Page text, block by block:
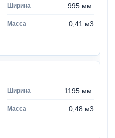
995 мм.
0,41 м3
1195 мм.
0,48 м3